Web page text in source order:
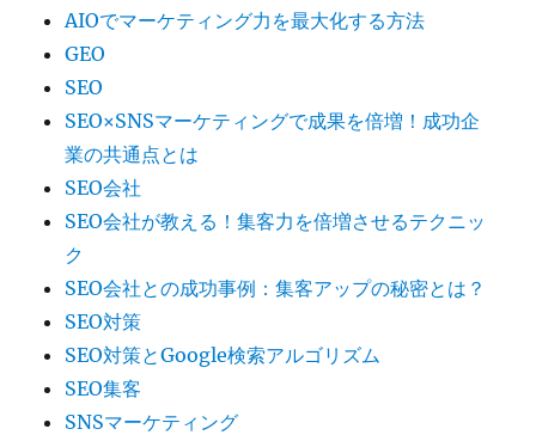
AIOでマーケティング力を最大化する方法
GEO
SEO
SEO×SNSマーケティングで成果を倍増！成功企
業の共通点とは
SEO会社
SEO会社が教える！集客力を倍増させるテクニッ
ク
SEO会社との成功事例：集客アップの秘密とは？
SEO対策
SEO対策とGoogle検索アルゴリズム
SEO集客
SNSマーケティング